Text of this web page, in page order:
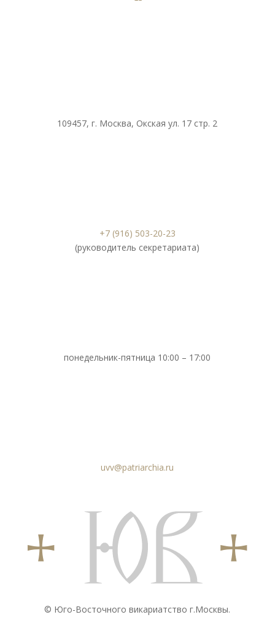
109457, г. Москва, Окская ул. 17 стр. 2
+7 (916) 503-20-23
(руководитель секретариата)
понедельник-пятница 10:00 – 17:00
uvv@patriarchia.ru
© Юго-Восточного викариатствo г.Москвы.